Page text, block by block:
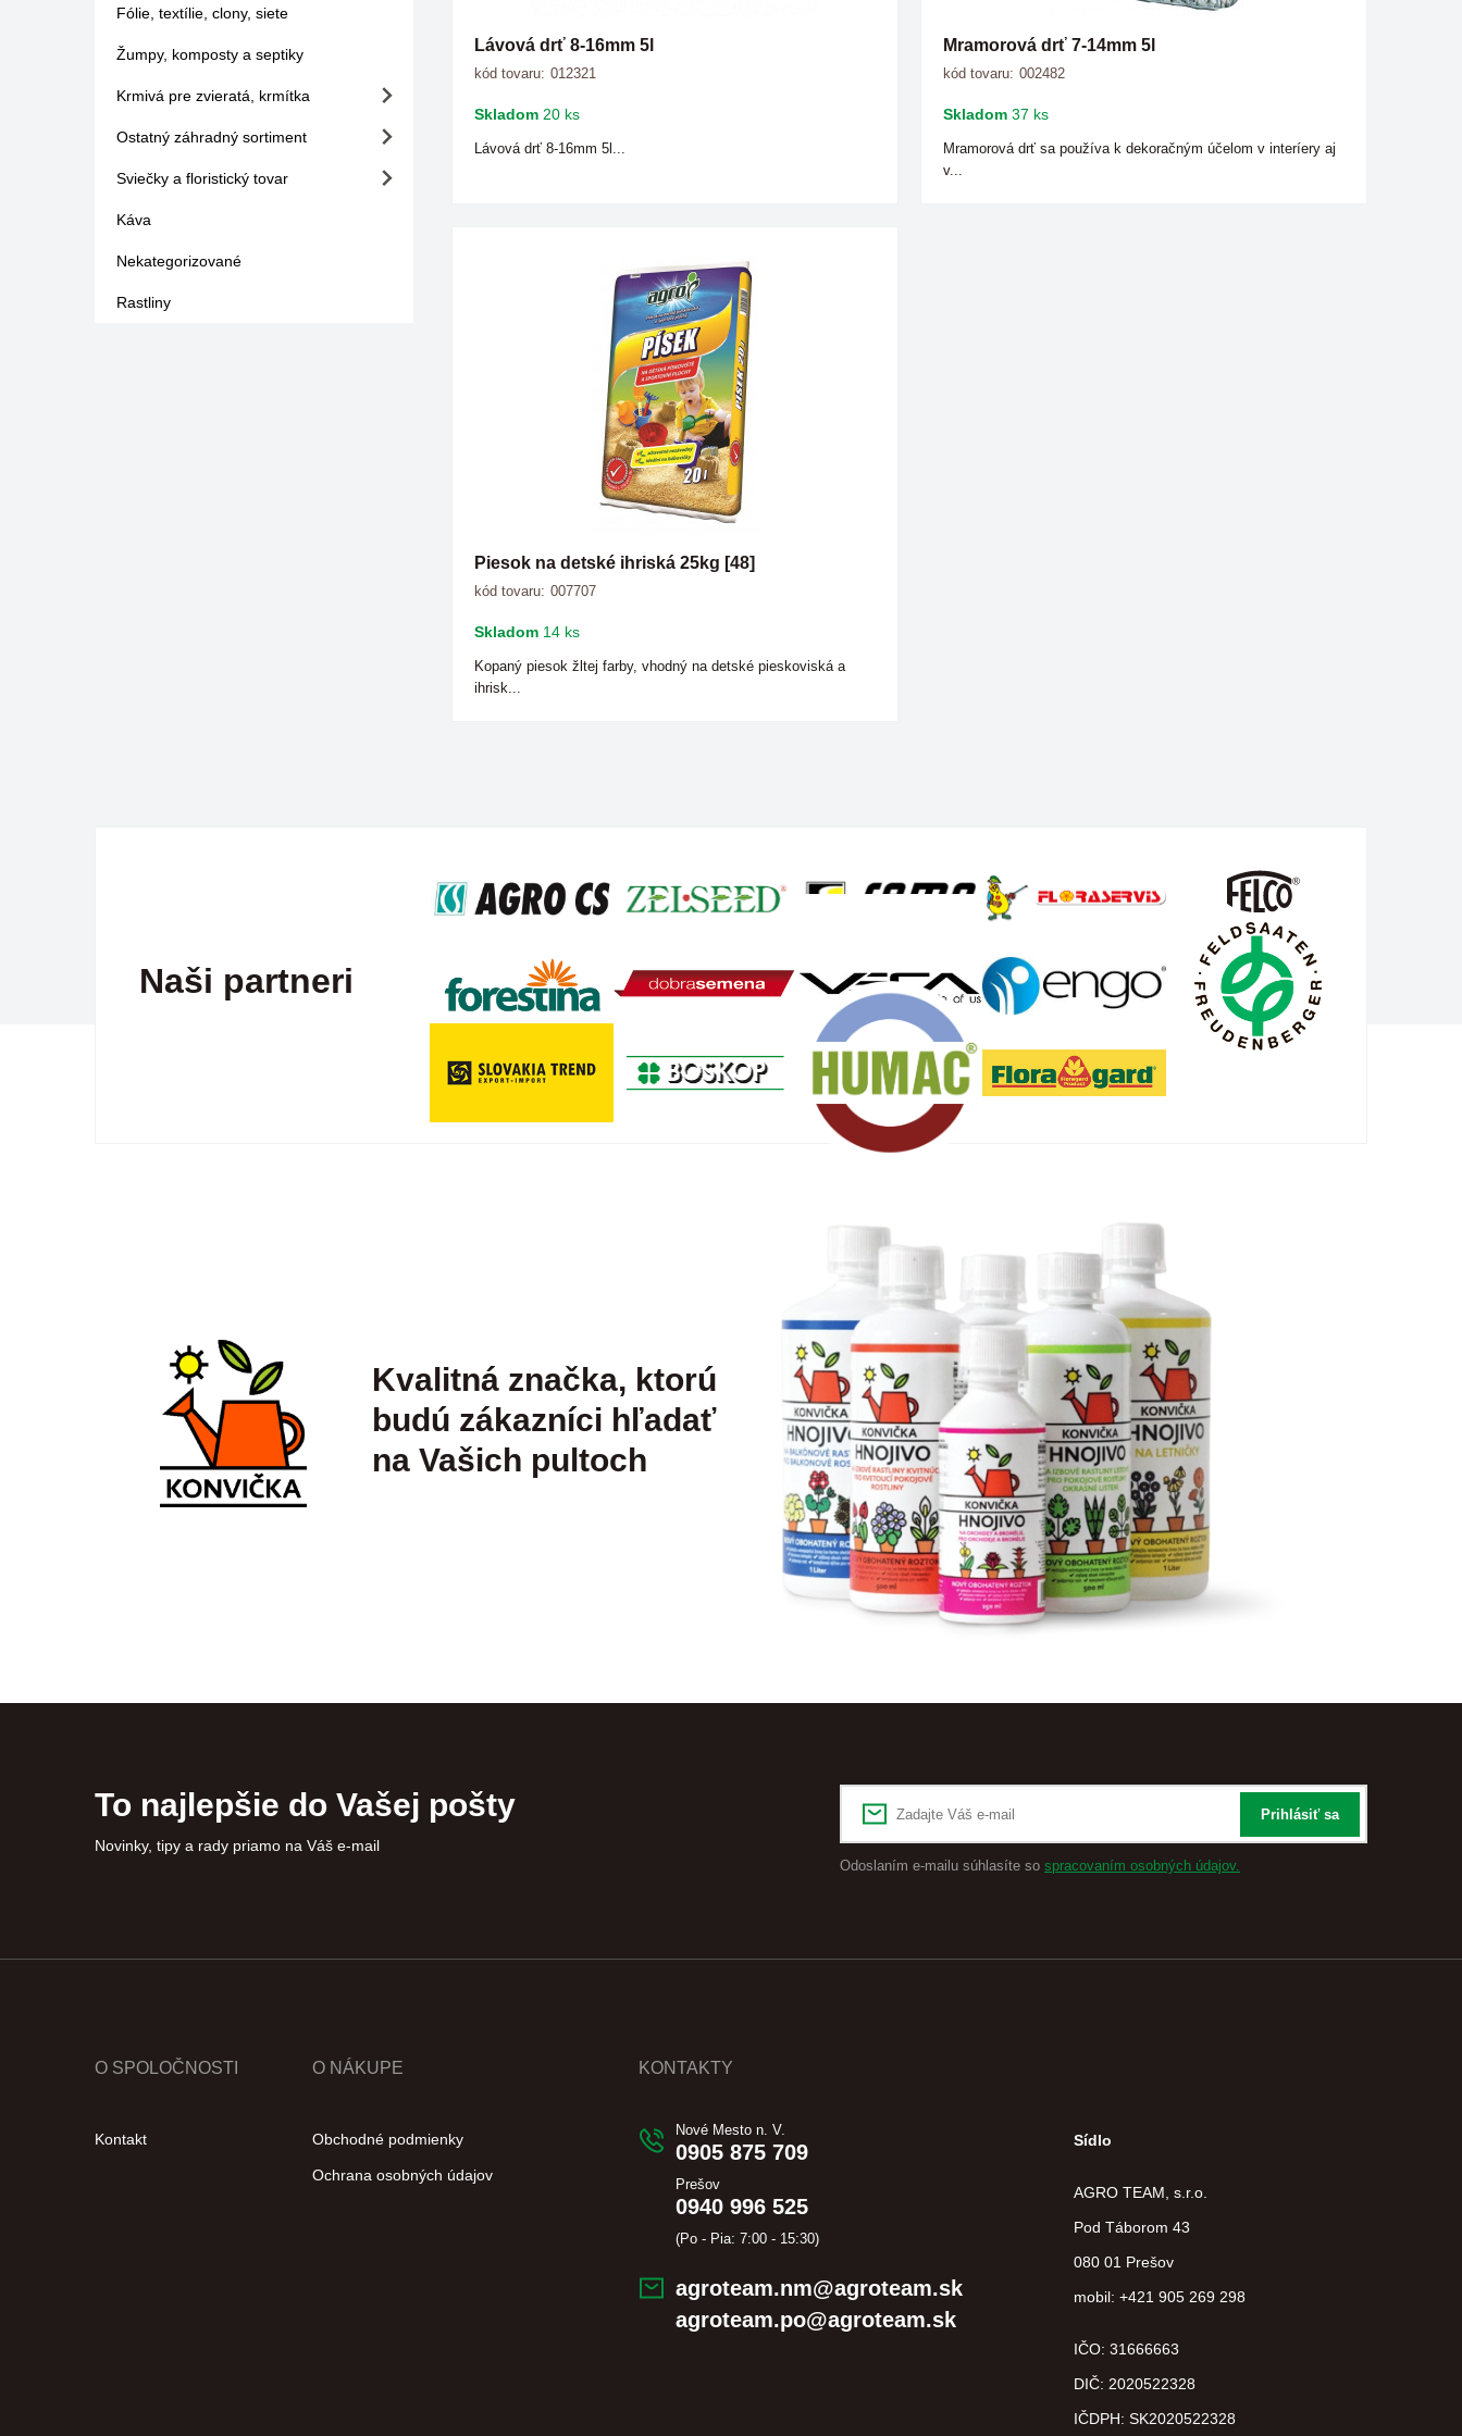
Fólie, textílie, clony, siete
Žumpy, komposty a septiky
Krmivá pre zvieratá, krmítka
Ostatný záhradný sortiment
Sviečky a floristický tovar
Káva
Nekategorizované
Rastliny
Lávová drť 8-16mm 5l
kód tovaru: 012321
Skladom 20 ks
Lávová drť 8-16mm 5l...
Mramorová drť 7-14mm 5l
kód tovaru: 002482
Skladom 37 ks
Mramorová drť sa používa k dekoračným účelom v interíery aj
v...
Piesok na detské ihriská 25kg [48]
kód tovaru: 007707
Skladom 14 ks
Kopaný piesok žltej farby, vhodný na detské pieskoviská a
ihrisk...
Naši partneri
Kvalitná značka, ktorú
budú zákazníci hľadať
na Vašich pultoch
To najlepšie do Vašej pošty
Novinky, tipy a rady priamo na Váš e-mail
Prihlásiť sa
Odoslaním e-mailu súhlasíte so spracovaním osobných údajov.
O SPOLOČNOSTI
Kontakt
O NÁKUPE
Obchodné podmienky
Ochrana osobných údajov
KONTAKTY
Nové Mesto n. V.
0905 875 709
Prešov
0940 996 525
(Po - Pia: 7:00 - 15:30)
agroteam.nm@agroteam.sk
agroteam.po@agroteam.sk
Sídlo
AGRO TEAM, s.r.o.
Pod Táborom 43
080 01 Prešov
mobil: +421 905 269 298
IČO: 31666663
DIČ: 2020522328
IČDPH: SK2020522328